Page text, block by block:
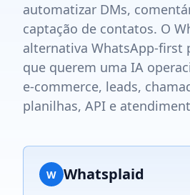
automatizar DMs,
captação de contatos. O
alternativa WhatsApp-first
que querem uma IA
e-commerce, leads,
planilhas, API e
W Whatsplaid